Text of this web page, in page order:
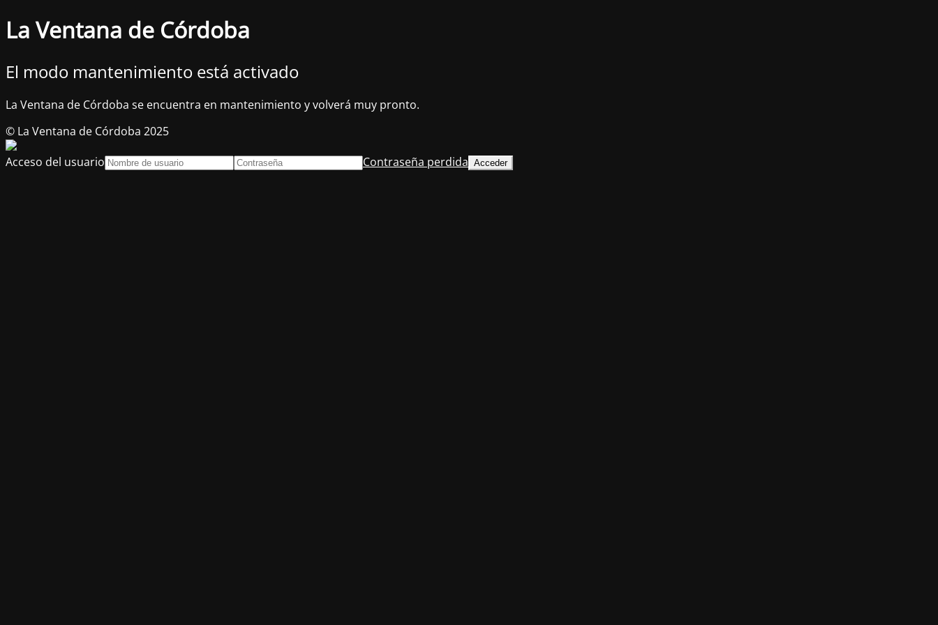
La Ventana de Córdoba
El modo mantenimiento está activado
La Ventana de Córdoba se encuentra en mantenimiento y volverá muy pronto.
© La Ventana de Córdoba 2025
Acceso del usuario
Contraseña perdida